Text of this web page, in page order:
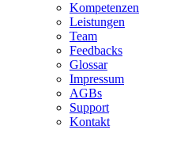
Kompetenzen
Leistungen
Team
Feedbacks
Glossar
Impressum
AGBs
Support
Kontakt